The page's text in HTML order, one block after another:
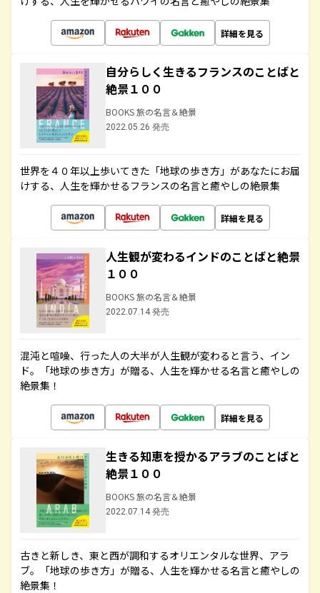
詳細を見る
自分らしく生きるフランスのことばと
絶景１００
BOOKS 旅の名言＆絶景
2022.05.26 発売
世界を４０年以上歩いてきた「地球の歩き方」があなたにお届
けする、人生を輝かせるフランスの名言と癒やしの絶景集
詳細を見る
人生観が変わるインドのことばと絶景
１００
BOOKS 旅の名言＆絶景
2022.07.14 発売
混沌と喧噪、行った人の大半が人生観が変わると言う、イン
ド。「地球の歩き方」が贈る、人生を輝かせる名言と癒やしの
絶景集！
詳細を見る
生きる知恵を授かるアラブのことばと
絶景１００
BOOKS 旅の名言＆絶景
2022.07.14 発売
古きと新しき、東と西が調和するオリエンタルな世界、アラ
ブ。「地球の歩き方」が贈る、人生を輝かせる名言と癒やしの
絶景集！